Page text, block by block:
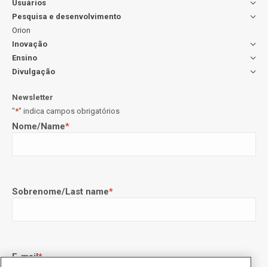
Usuários
Pesquisa e desenvolvimento
Orion
Inovação
Ensino
Divulgação
Newsletter
"*" indica campos obrigatórios
Nome/Name*
Sobrenome/Last name*
E-mail*